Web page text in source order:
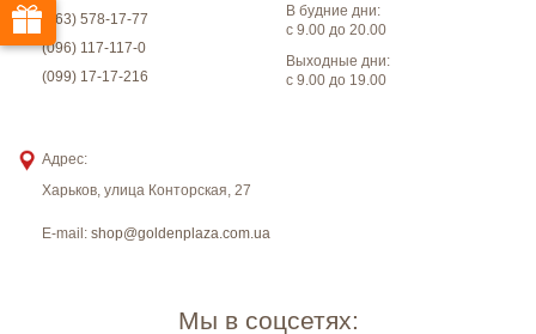
(063) 578-17-77
(096) 117-117-0
(099) 17-17-216
В будние дни:
с 9.00 до 20.00
Выходные дни:
с 9.00 до 19.00
Адрес:
Харьков улица Конторская, 27
E-mail: shop@goldenplaza.com.ua
Мы в соцсетях: